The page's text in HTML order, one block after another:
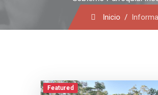
Inicio
Featured